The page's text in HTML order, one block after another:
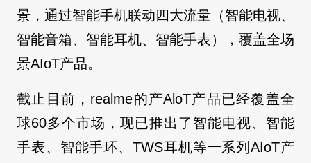
景，通过智能手机联动四大流量（智能电视、
智能音箱、智能耳机、智能手表），覆盖全场
景AIoT产品。
截止目前，realme的产AloT产品已经覆盖全
球60多个市场，现已推出了智能电视、智能
手表、智能手环、TWS耳机等一系列AIoT产